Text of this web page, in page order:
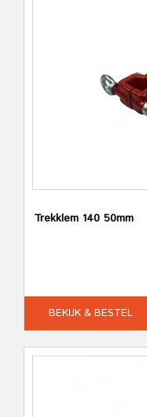
Trekklem 140 50mm
BEKIJK & BESTEL